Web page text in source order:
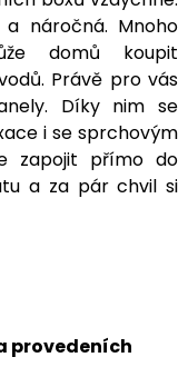
náročná. Mnoho
domů koupit
Právě pro vás
Díky nim se
i se sprchovým
zapojit přímo do
a za pár chvil si
provedeních